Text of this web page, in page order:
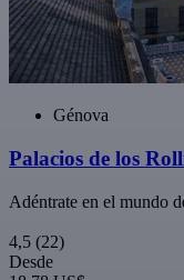
Génova
Palacios de los
Adéntrate en el mundo
4,5 (22)
Desde